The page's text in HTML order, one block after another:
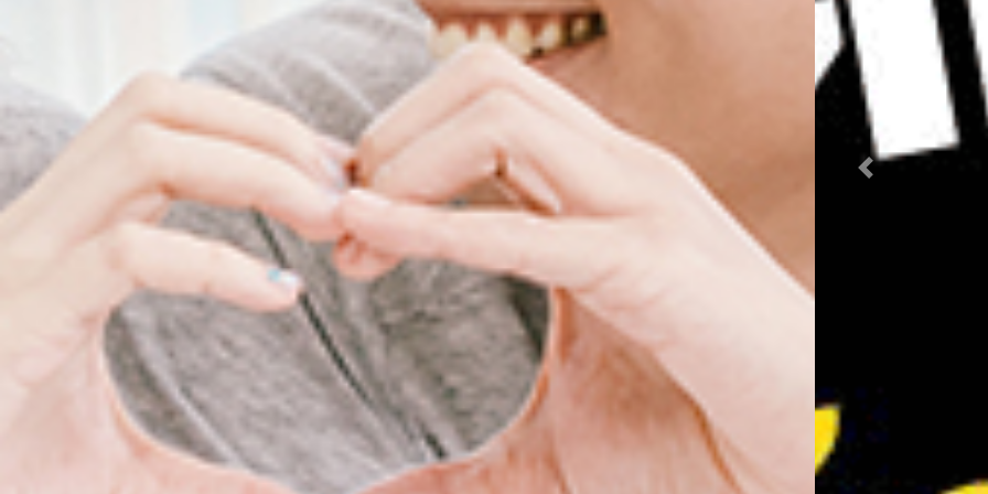
Previous